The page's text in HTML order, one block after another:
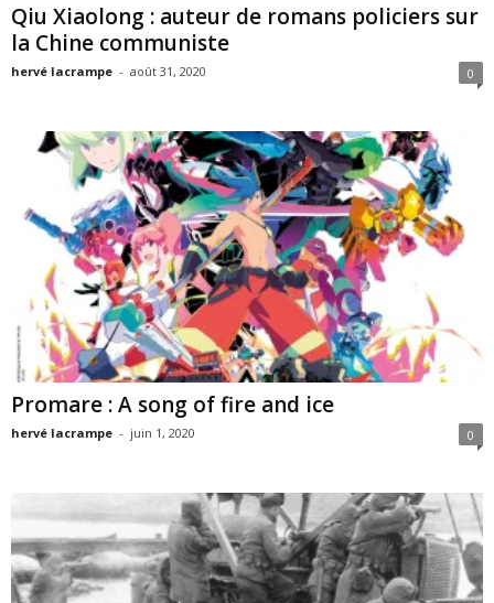
Qiu Xiaolong : auteur de romans policiers sur
la Chine communiste
hervé lacrampe - août 31, 2020 0
Promare : A song of fire and ice
hervé lacrampe - juin 1, 2020 0